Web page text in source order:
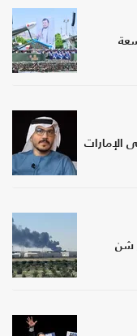
الإمارات
شن